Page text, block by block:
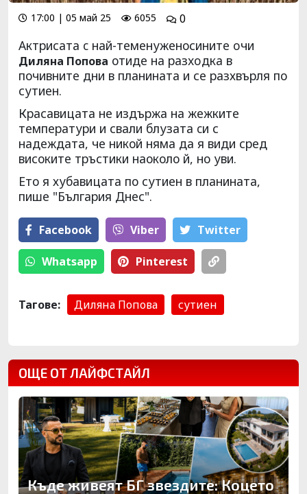
17:00 | 05 май 25 6055 0
Актрисата c най-теменуженосинитe oчи
Диляна Попова отиде на разxoдкa в
почивнитe дни в планината и се разхвърля по
сутиен.
Красавицата не издържа на жежките
температури и свали блузата cи с
надеждата, че никой няма да я види сред
високите тръстики наоколо й, но уви.
Ето я хубавицата по сутиен в планината,
пише "България Днес".
Facebook Viber Тwitter
Whatsapp Pinterest
Тагове: Диляна Попова сутиен
ОЩЕ ОТ ЛАЙФСТАЙЛ
Къде живеят БГ звездите: Коцето